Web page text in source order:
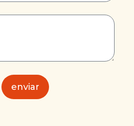
enviar